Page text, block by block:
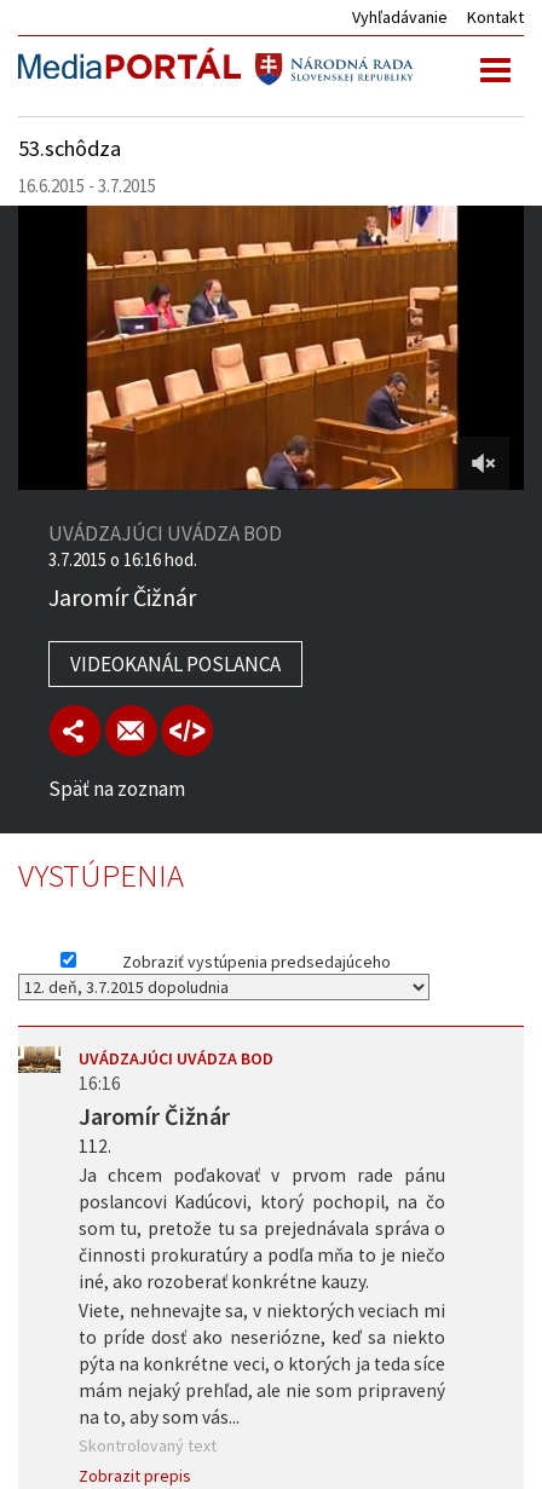
Vyhľadávanie Kontakt
53.schôdza
16.6.2015 - 3.7.2015
4:52:49
UVÁDZAJÚCI UVÁDZA BOD
3.7.2015 o 16:16 hod.
Jaromír Čižnár
VIDEOKANÁL POSLANCA
Späť na zoznam
VYSTÚPENIA
Zobraziť vystúpenia predsedajúceho
UVÁDZAJÚCI UVÁDZA BOD
16:16
Jaromír Čižnár
112.
Ja chcem poďakovať v prvom rade pánu
poslancovi Kadúcovi, ktorý pochopil, na čo
som tu, pretože tu sa prejednávala správa o
činnosti prokuratúry a podľa mňa to je niečo
iné, ako rozoberať konkrétne kauzy.
Viete, nehnevajte sa, v niektorých veciach mi
to príde dosť ako neseriózne, keď sa niekto
pýta na konkrétne veci, o ktorých ja teda síce
mám nejaký prehľad, ale nie som pripravený
na to, aby som vás...
Skontrolovaný text
Zobrazit prepis